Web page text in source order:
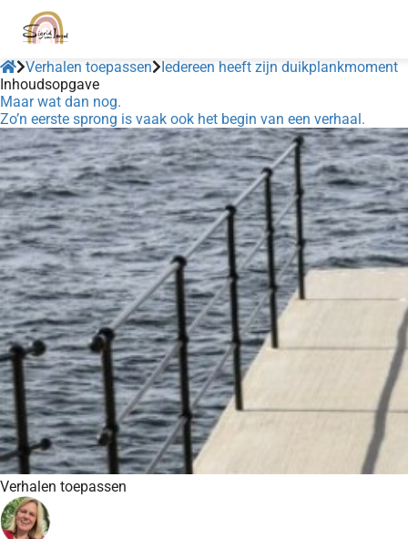
Verhalen toepassen
Iedereen heeft zijn duikplankmoment
Inhoudsopgave
Maar wat dan nog.
Zo’n eerste sprong is vaak ook het begin van een verhaal.
Verhalen toepassen